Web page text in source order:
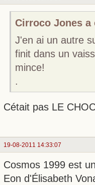
Cirroco Jones a
J'en ai un autre
finit dans un
mince!
.
Cétait pas LE
19-08-2011 14:33:07
Cosmos 1999 est
Eon d'Élisabeth